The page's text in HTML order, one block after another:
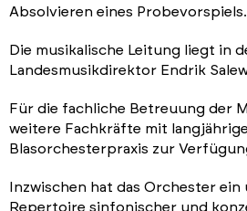
Absolvieren eines Probevorspiels.
Die musikalische Leitung liegt in
Landesmusikdirektor Endrik
Für die fachliche Betreuung der
weitere Fachkräfte mit
Blasorchesterpraxis zur
Inzwischen hat das Orchester
Repertoire sinfonischer und